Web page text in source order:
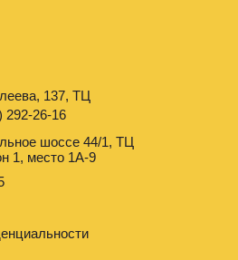
137, ТЦ
шоссе 44/1, ТЦ
1, место 1А-9
292-26-16